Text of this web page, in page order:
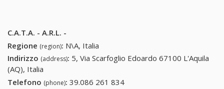
C.A.T.A. - A.R.L. -
Regione (region): N\A, Italia
Indirizzo (address): 5, Via Scarfoglio Edoardo 67100 L'Aquila
(AQ), Italia
Telefono (phone): 39.086 261 834